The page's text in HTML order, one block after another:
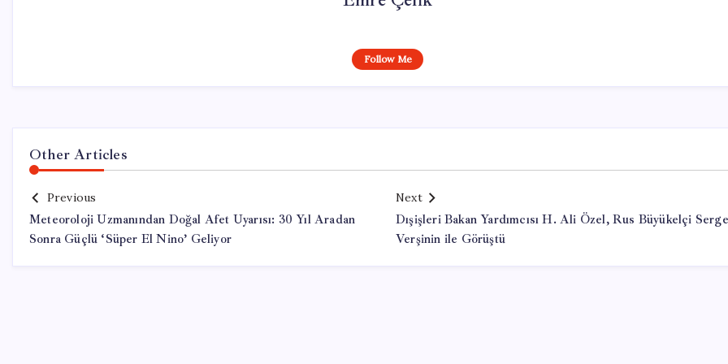
Follow Me
Other Articles
Previous
Meteoroloji Uzmanından Doğal Afet Uyarısı: 30 Yıl Aradan
Sonra Güçlü ‘Süper El Nino’ Geliyor
Next
Dışişleri Bakan Yardımcısı H. Ali Özel, Rus Büyükelçi
Verşinin ile Görüştü